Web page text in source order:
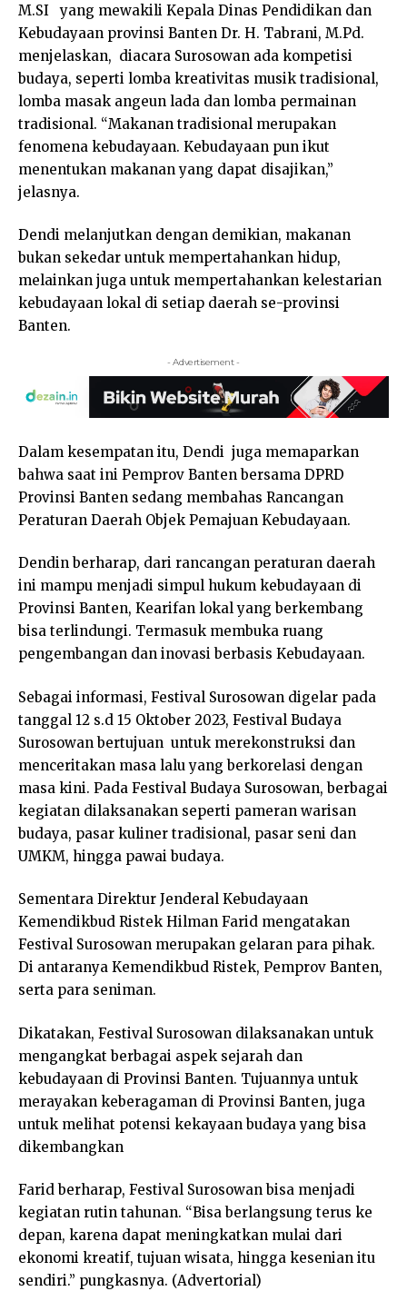
M.SI yang mewakili Kepala Dinas Pendidikan dan
Kebudayaan provinsi Banten Dr. H. Tabrani, M.Pd.
menjelaskan, diacara Surosowan ada kompetisi
budaya, seperti lomba kreativitas musik tradisional,
lomba masak angeun lada dan lomba permainan
tradisional. “Makanan tradisional merupakan
fenomena kebudayaan. Kebudayaan pun ikut
menentukan makanan yang dapat disajikan,”
jelasnya.
Dendi melanjutkan dengan demikian, makanan
bukan sekedar untuk mempertahankan hidup,
melainkan juga untuk mempertahankan kelestarian
kebudayaan lokal di setiap daerah se-provinsi
Banten.
- Advertisement -
Dalam kesempatan itu, Dendi juga memaparkan
bahwa saat ini Pemprov Banten bersama DPRD
Provinsi Banten sedang membahas Rancangan
Peraturan Daerah Objek Pemajuan Kebudayaan.
Dendin berharap, dari rancangan peraturan daerah
ini mampu menjadi simpul hukum kebudayaan di
Provinsi Banten, Kearifan lokal yang berkembang
bisa terlindungi. Termasuk membuka ruang
pengembangan dan inovasi berbasis Kebudayaan.
Sebagai informasi, Festival Surosowan digelar pada
tanggal 12 s.d 15 Oktober 2023, Festival Budaya
Surosowan bertujuan untuk merekonstruksi dan
menceritakan masa lalu yang berkorelasi dengan
masa kini. Pada Festival Budaya Surosowan, berbagai
kegiatan dilaksanakan seperti pameran warisan
budaya, pasar kuliner tradisional, pasar seni dan
UMKM, hingga pawai budaya.
Sementara Direktur Jenderal Kebudayaan
Kemendikbud Ristek Hilman Farid mengatakan
Festival Surosowan merupakan gelaran para pihak.
Di antaranya Kemendikbud Ristek, Pemprov Banten,
serta para seniman.
Dikatakan, Festival Surosowan dilaksanakan untuk
mengangkat berbagai aspek sejarah dan
kebudayaan di Provinsi Banten. Tujuannya untuk
merayakan keberagaman di Provinsi Banten, juga
untuk melihat potensi kekayaan budaya yang bisa
dikembangkan
Farid berharap, Festival Surosowan bisa menjadi
kegiatan rutin tahunan. “Bisa berlangsung terus ke
depan, karena dapat meningkatkan mulai dari
ekonomi kreatif, tujuan wisata, hingga kesenian itu
sendiri.” pungkasnya. (Advertorial)